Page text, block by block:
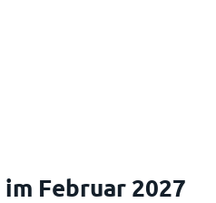
Februar 2027